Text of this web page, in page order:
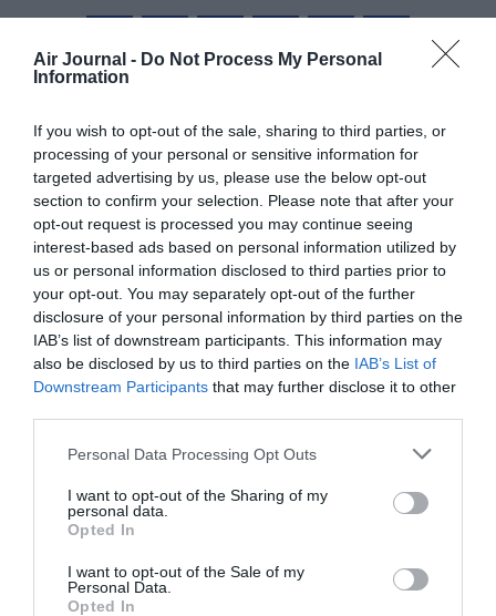
Air Journal - Do Not Process My Personal
Information
If you wish to opt-out of the sale, sharing to third parties, or
processing of your personal or sensitive information for
targeted advertising by us, please use the below opt-out
section to confirm your selection. Please note that after your
opt-out request is processed you may continue seeing
interest-based ads based on personal information utilized by
us or personal information disclosed to third parties prior to
your opt-out. You may separately opt-out of the further
disclosure of your personal information by third parties on the
IAB’s list of downstream participants. This information may
also be disclosed by us to third parties on the IAB’s List of
Downstream Participants that may further disclose it to other
Personal Data Processing Opt Outs
I want to opt-out of the Sharing of my
personal data.
Opted In
I want to opt-out of the Sale of my
Personal Data.
Opted In
Facebook
COMMENTAIRE(S)
Sébastiena commenté :
5 mai 2022 - 18 h 18 min
Bonne nouvelle pour eux.
RÉPONDRE
FAIRE UN DON
Appel aux lecteurs !
Soutenez Air Journal participez
à son